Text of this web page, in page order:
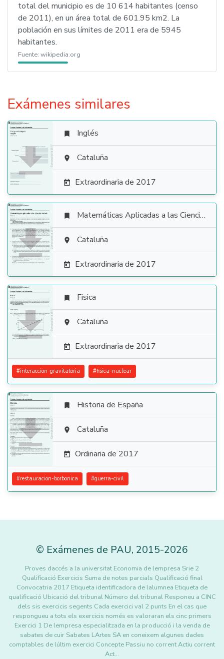
total del municipio es de 10 614 habitantes (censo
de 2011), en un área total de 601.95 km2. La
población en sus límites de 2011 era de 5945
habitantes.
Fuente: wikipedia.org
Exámenes similares

 Inglés
 Cataluña
 Extraordinaria de 2017

 Matemáticas Aplicadas a las Ciencias Sociales
 Cataluña
 Extraordinaria de 2017

 Física
 Cataluña
 Extraordinaria de 2017
#interaccion-gravitatoria #fisica-nuclear

 Historia de España
 Cataluña
 Ordinaria de 2017
#restauracion-borbonica #guerra-civil
© Exámenes de PAU, 2015-2026
Proves daccés a la universitat Economia de lempresa Srie 2
Qualificació Exercicis Suma de notes parcials Qualificació final
Convocatria 2017 Etiqueta identificadora de lalumnea Etiqueta de
qualificació Ubicació del tribunal Número del tribunal Responeu a CINC
dels sis exercicis segents Cada exercici val 2 punts En el cas que
respongueu a tots els exercicis només es valoraran els cinc primers
Exercici 1 De lempresa especialitzada en la producció i la venda de
sabates de cuir Sabates LArtes SA en coneixem algunes dades
comptables de lúltim exercici Concepte Passiu no corrent Actiu corrent
Act…